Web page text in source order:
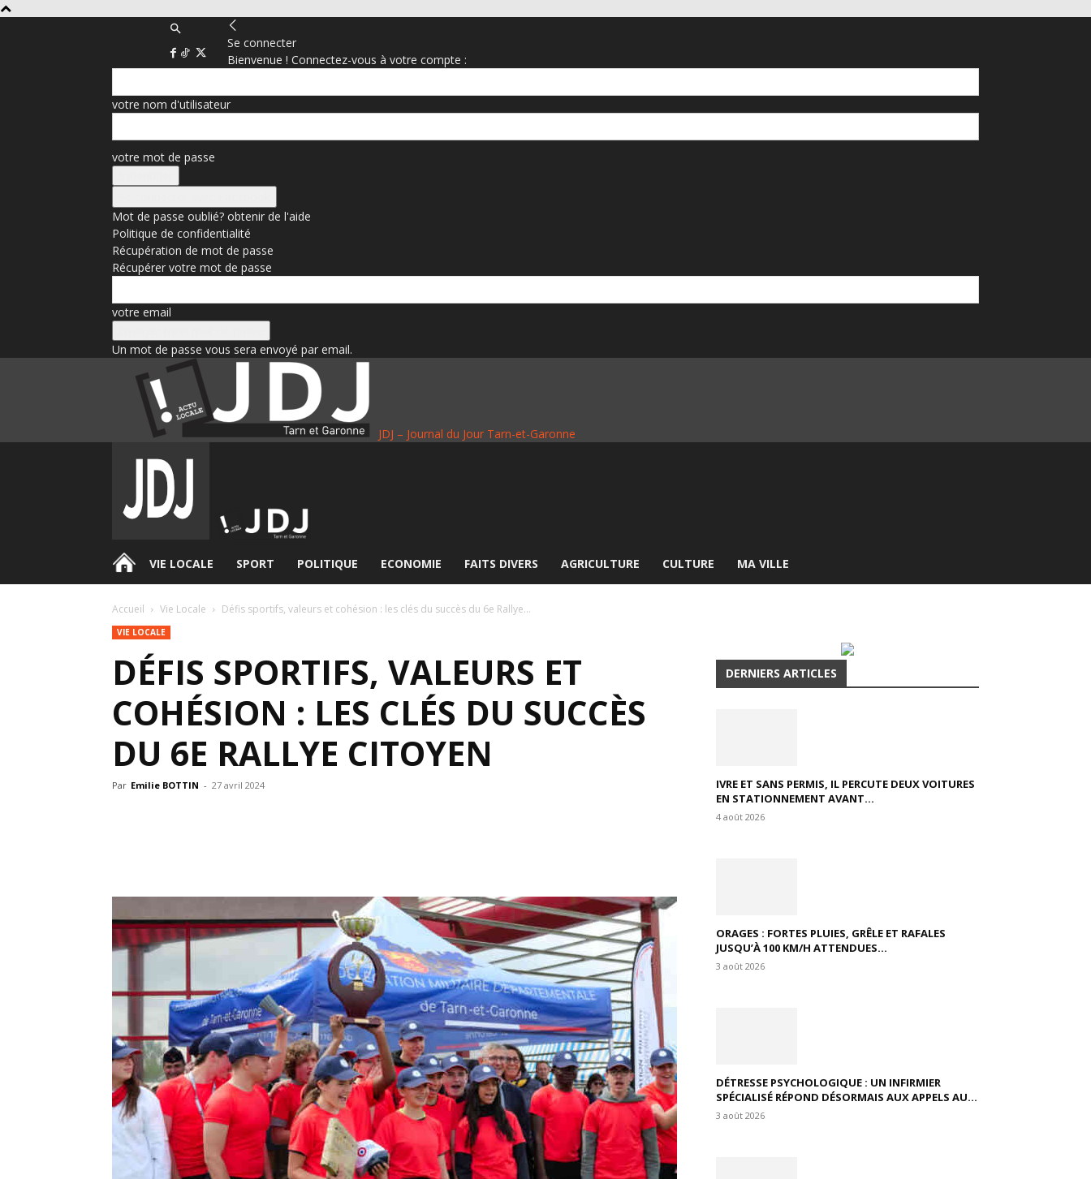
Se connecter
Bienvenue ! Connectez-vous à votre compte :
votre nom d'utilisateur
votre mot de passe
Mot de passe oublié? obtenir de l'aide
Politique de confidentialité
Récupération de mot de passe
Récupérer votre mot de passe
votre email
Un mot de passe vous sera envoyé par email.
JDJ – Journal du Jour Tarn-et-Garonne
. VIE LOCALE SPORT POLITIQUE ECONOMIE FAITS DIVERS AGRICULTURE CULTURE MA VILLE
Accueil Vie Locale Défis sportifs, valeurs et cohésion : les clés du succès du 6e Rallye...
VIE LOCALE
DÉFIS SPORTIFS, VALEURS ET
COHÉSION : LES CLÉS DU SUCCÈS
DU 6E RALLYE CITOYEN
Par Emilie BOTTIN - 27 avril 2024
DERNIERS ARTICLES
IVRE ET SANS PERMIS, IL PERCUTE DEUX VOITURES
EN STATIONNEMENT AVANT...
4 août 2026
ORAGES : FORTES PLUIES, GRÊLE ET RAFALES
JUSQU’À 100 KM/H ATTENDUES...
3 août 2026
DÉTRESSE PSYCHOLOGIQUE : UN INFIRMIER
SPÉCIALISÉ RÉPOND DÉSORMAIS AUX APPELS AU...
3 août 2026